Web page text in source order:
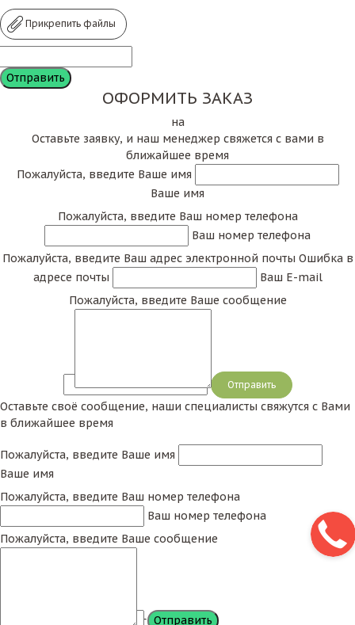
Прикрепить файлы
ОФОРМИТЬ ЗАКАЗ
на
Оставьте заявку, и наш менеджер свяжется с вами в
ближайшее время
Пожалуйста, введите Ваше имя
Ваше имя
Пожалуйста, введите Ваш номер телефона
Ваш номер телефона
Пожалуйста, введите Ваш адрес электронной почты Ошибка в
адресе почты
Ваш E-mail
Пожалуйста, введите Ваше сообщение
Сообщение
Оставьте своё сообщение, наши специалисты свяжутся с Вами
в ближайшее время
Пожалуйста, введите Ваше имя
Ваше имя
Пожалуйста, введите Ваш номер телефона
Ваш номер телефона
Пожалуйста, введите Ваше сообщение